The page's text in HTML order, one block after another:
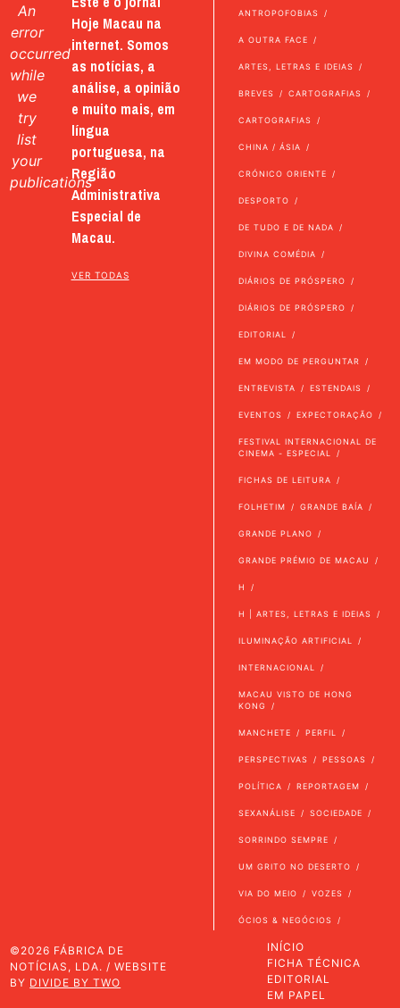
An
error
occurred
while
we
try
list
your
publications
Hoje Macau na
internet. Somos
as notícias, a
análise, a opinião
e muito mais, em
língua
portuguesa, na
Região
Administrativa
Especial de
Macau.
VER TODAS
ANTROPOFOBIAS
A OUTRA FACE
ARTES, LETRAS E IDEIAS
BREVES CARTOGRAFIAS
CARTOGRAFIAS
CHINA / ÁSIA
CRÓNICO ORIENTE
DESPORTO
DE TUDO E DE NADA
DIVINA COMÉDIA
DIÁRIOS DE PRÓSPERO
DIÁRIOS DE PRÓSPERO
EDITORIAL
EM MODO DE PERGUNTAR
ENTREVISTA ESTENDAIS
EVENTOS EXPECTORAÇÃO
FESTIVAL INTERNACIONAL DE
CINEMA - ESPECIAL
FICHAS DE LEITURA
FOLHETIM GRANDE BAÍA
GRANDE PLANO
GRANDE PRÉMIO DE MACAU
H
H | ARTES, LETRAS E IDEIAS
ILUMINAÇÃO ARTIFICIAL
INTERNACIONAL
MACAU VISTO DE HONG
KONG
MANCHETE PERFIL
PERSPECTIVAS PESSOAS
POLÍTICA REPORTAGEM
SEXANÁLISE SOCIEDADE
SORRINDO SEMPRE
UM GRITO NO DESERTO
VIA DO MEIO VOZES
ÓCIOS & NEGÓCIOS
©2026 FÁBRICA DE
NOTÍCIAS, LDA. / WEBSITE
BY DIVIDE BY TWO
INÍCIO
FICHA TÉCNICA
EDITORIAL
EM PAPEL